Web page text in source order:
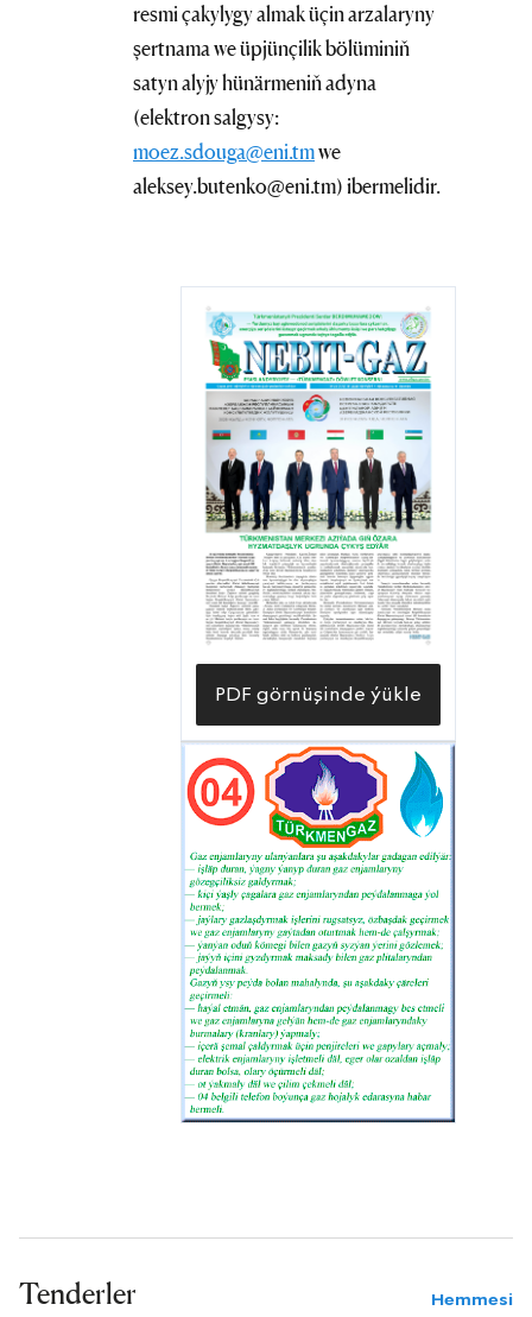
resmi çakylygy almak üçin arzalaryny
şertnama we üpjünçilik bölüminiň
satyn alyjy hünärmeniň adyna
(elektron salgysy:
moez.sdouga@eni.tmwe
aleksey.butenko@eni.tm) ibermelidir.
PDF görnüşinde ýükle
Tenderler Hemmesi